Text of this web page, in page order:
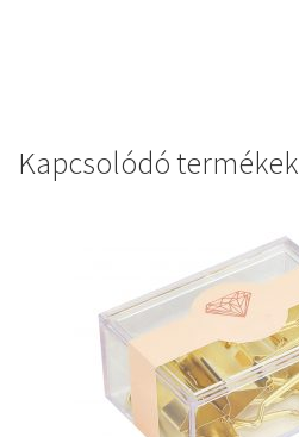
Kapcsolódó termékek